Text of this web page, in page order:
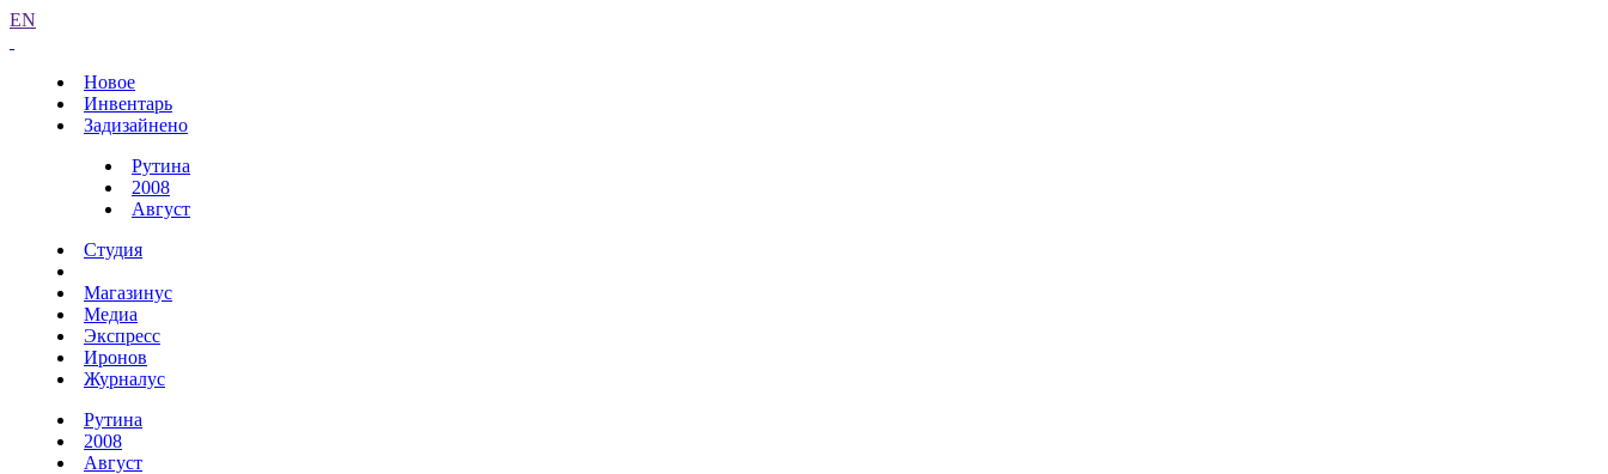
EN
Новое
Инвентарь
Задизайнено
Рутина
2008
Август
Студия
Магазинус
Медиа
Экспресс
Иронов
Журналус
Рутина
2008
Август